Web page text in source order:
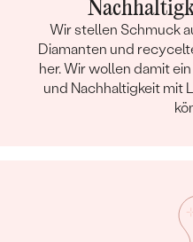
Wir stellen Schmuck
Diamanten und
her. Wir wollen damit
und Nachhaltigkeit mit